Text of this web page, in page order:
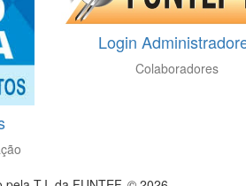
Login
Colaboradores